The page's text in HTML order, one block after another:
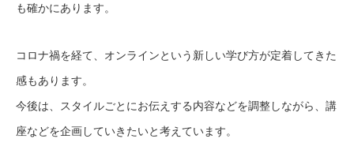
も確かにあります。
コロナ禍を経て、オンラインという新しい学び方が定着してきた
感もあります。
今後は、スタイルごとにお伝えする内容などを調整しながら、講
座などを企画していきたいと考えています。